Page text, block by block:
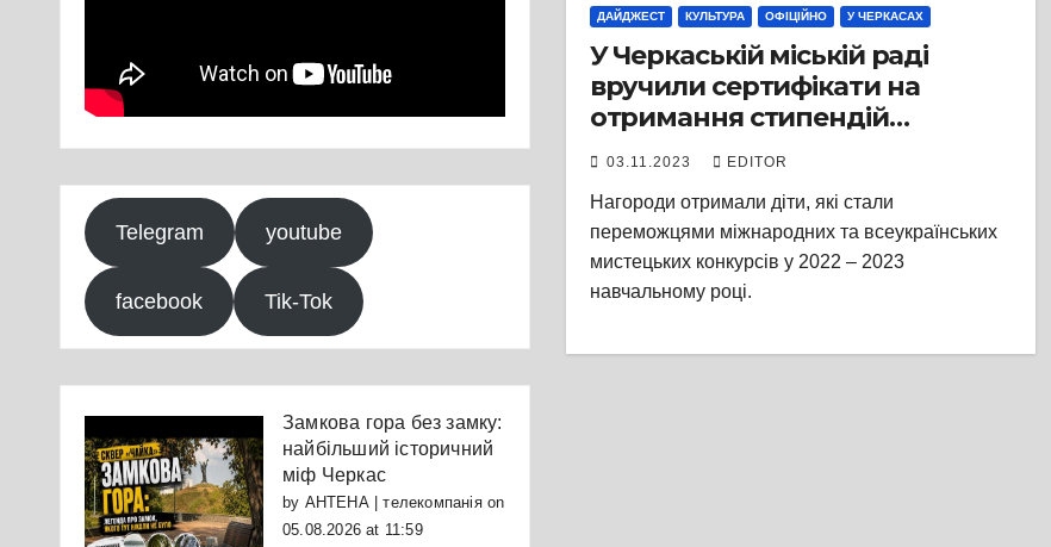
Telegram youtube
facebook Tik-Tok
Замкова гора без замку:
найбільший історичний
міф Черкас
by АНТЕНА | телекомпаніяon
05.08.2026 at 11:59
ДАЙДЖЕСТ КУЛЬТУРА ОФІЦІЙНО У ЧЕРКАСАХ
У Черкаській міській раді
вручили сертифікати на
отримання стипендій
міського голови та грошової
учням мистецьких шкіл
нашого міста
03.11.2023 EDITOR
Нагороди отримали діти, які стали
переможцями міжнародних та всеукраїнських
мистецьких конкурсів у 2022 – 2023
навчальному році.